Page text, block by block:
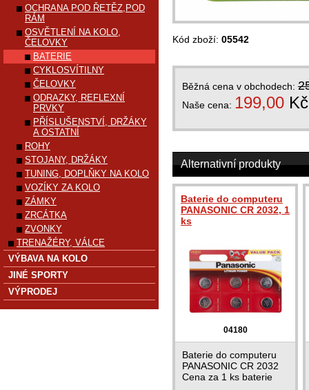
Kód zboží: 05542
Běžná cena v obchodech:
Naše cena: 199,00 Kč
Alternativní produkty
Baterie do computeru
PANASONIC CR 2032, 1
ks
04180
Baterie do computeru
PANASONIC CR 2032
Cena za 1 ks baterie
OCHRANA POD ŘETĚZ,POD
RÁM
OSVĚTLENÍ NA KOLO,
ČELOVKY
BATERIE
CYKLOSVÍTILNY
ČELOVKY
ODRAZKY, REFLEXNÍ
PRVKY
PŘÍSLUŠENSTVÍ, DRŽÁKY
A OSTATNÍ
ROHY
STOJANY, DRŽÁKY
TUNING, DOPLŇKY NA KOLO
VOZÍKY ZA KOLO
ZÁMKY
ZRCÁTKA
ZVONKY
TRENAŽÉRY, VÁLCE
VÝBAVA NA KOLO
JINÉ SPORTY
VÝPRODEJ